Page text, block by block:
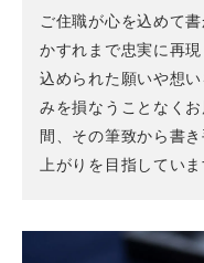
ご住職が心を込めて
かすれまで忠実に再
込められた願いや想
みを損なうことなく
間、その筆致から書
上がりを目指していま